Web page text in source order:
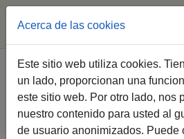
Saltar al contenido principal
Estás aquí:
Jerez.es Webs Municipales
Haz Voluntariado
Relación de entidades de
Relación de entidades mostrar
Acerca de las cookies
Este sitio web utiliza cookies.
un lado, proporcionan una
este sitio web. Por otro lado, nos
nuestro contenido para usted al
de usuario anonimizados. Puede